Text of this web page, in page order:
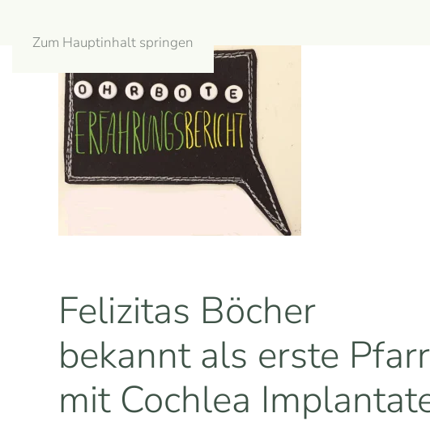
Zum Hauptinhalt springen
Felizitas Böcher
bekannt als erste
mit Cochlea